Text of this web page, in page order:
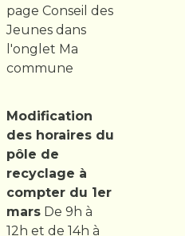
page Conseil des
Jeunes dans
l'onglet Ma
commune
Modification
des horaires du
pôle de
recyclage à
compter du 1er
mars De 9h à
12h et de 14h à